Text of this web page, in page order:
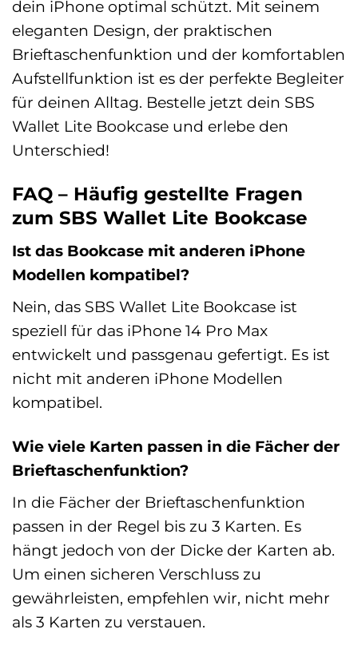
dein iPhone optimal schützt. Mit seinem
eleganten Design, der praktischen
Brieftaschenfunktion und der komfortablen
Aufstellfunktion ist es der perfekte Begleiter
für deinen Alltag. Bestelle jetzt dein SBS
Wallet Lite Bookcase und erlebe den
Unterschied!
FAQ – Häufig gestellte Fragen
zum SBS Wallet Lite Bookcase
Ist das Bookcase mit anderen iPhone
Modellen kompatibel?
Nein, das SBS Wallet Lite Bookcase ist
speziell für das iPhone 14 Pro Max
entwickelt und passgenau gefertigt. Es ist
nicht mit anderen iPhone Modellen
kompatibel.
Wie viele Karten passen in die Fächer der
Brieftaschenfunktion?
In die Fächer der Brieftaschenfunktion
passen in der Regel bis zu 3 Karten. Es
hängt jedoch von der Dicke der Karten ab.
Um einen sicheren Verschluss zu
gewährleisten, empfehlen wir, nicht mehr
als 3 Karten zu verstauen.